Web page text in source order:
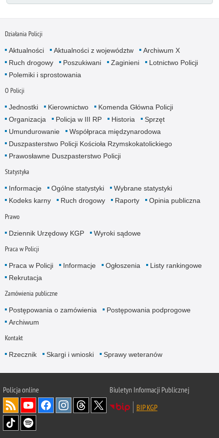
Działania Policji
Aktualności Aktualności z województw
Archiwum X
Ruch drogowy
Poszukiwani Zaginieni
Lotnictwo Policji
Polemiki i sprostowania
O Policji
Jednostki Kierownictwo
Komenda Główna Policji
Organizacja
Policja w III RP Historia
Sprzęt
Umundurowanie
Współpraca międzynarodowa
Duszpasterstwo Policji Kościoła Rzymskokatolickiego
Prawosławne Duszpasterstwo Policji
Statystyka
Informacje Ogólne statystyki
Wybrane statystyki
Kodeks karny
Ruch drogowy Raporty Opinia publiczna
Prawo
Dziennik Urzędowy KGP Wyroki sądowe
Praca w Policji
Praca w Policji Informacje Ogłoszenia
Listy rankingowe
Rekrutacja
Zamówienia publiczne
Postępowania o zamówienia
Postępowania podprogowe
Archiwum
Kontakt
Rzecznik Skargi i wnioski Sprawy weteranów
Policjaonline
Biuletyn Informacji Publicznej
BIP KGP